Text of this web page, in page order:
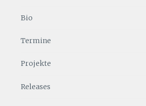
Bio
Termine
Projekte
Releases